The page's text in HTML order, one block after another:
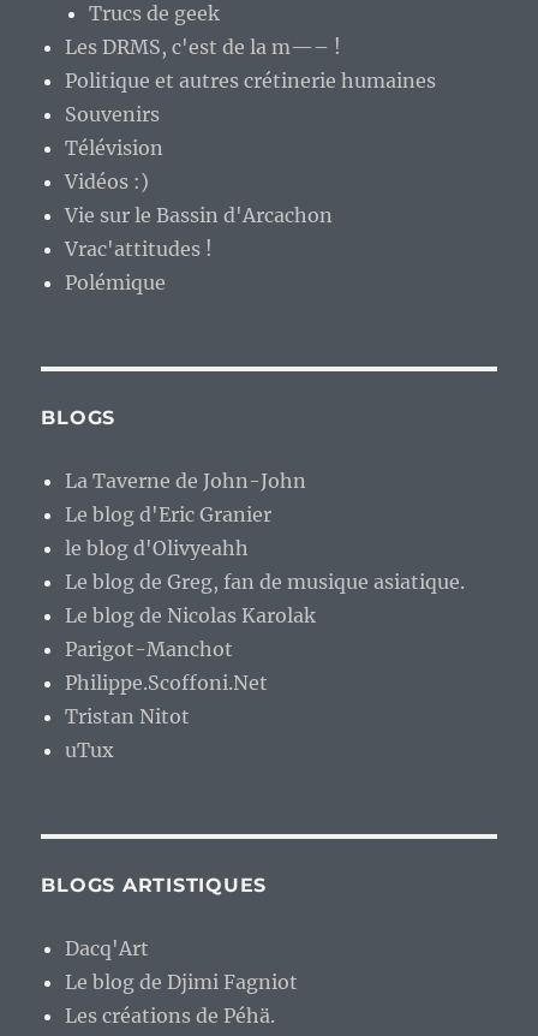
Trucs de geek
Les DRMS, c'est de la m—– !
Politique et autres crétinerie humaines
Souvenirs
Télévision
Vidéos :)
Vie sur le Bassin d'Arcachon
Vrac'attitudes !
Polémique
BLOGS
La Taverne de John-John
Le blog d'Eric Granier
le blog d'Olivyeahh
Le blog de Greg, fan de musique asiatique.
Le blog de Nicolas Karolak
Parigot-Manchot
Philippe.Scoffoni.Net
Tristan Nitot
uTux
BLOGS ARTISTIQUES
Dacq'Art
Le blog de Djimi Fagniot
Les créations de Péhä.